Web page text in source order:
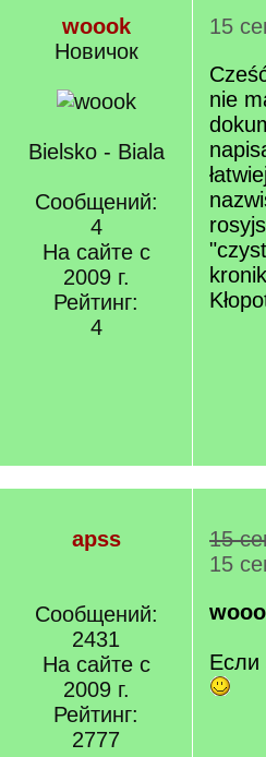
woook
Новичок
Bielsko - Biala
Сообщений:
4
На сайте с
2009 г.
Рейтинг:
4
15
nie
apss
Сообщений:
2431
На сайте с
2009 г.
Рейтинг:
2777
15
15
Если